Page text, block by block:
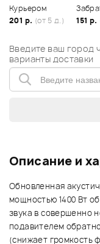
Курьером
201 р. (от 5 д.)
151 р.
Введите ваш город
варианты доставки
Описание и
Обновленная
мощностью 1400 Вт
звука в совершенно
подавителем
(снижает громкость